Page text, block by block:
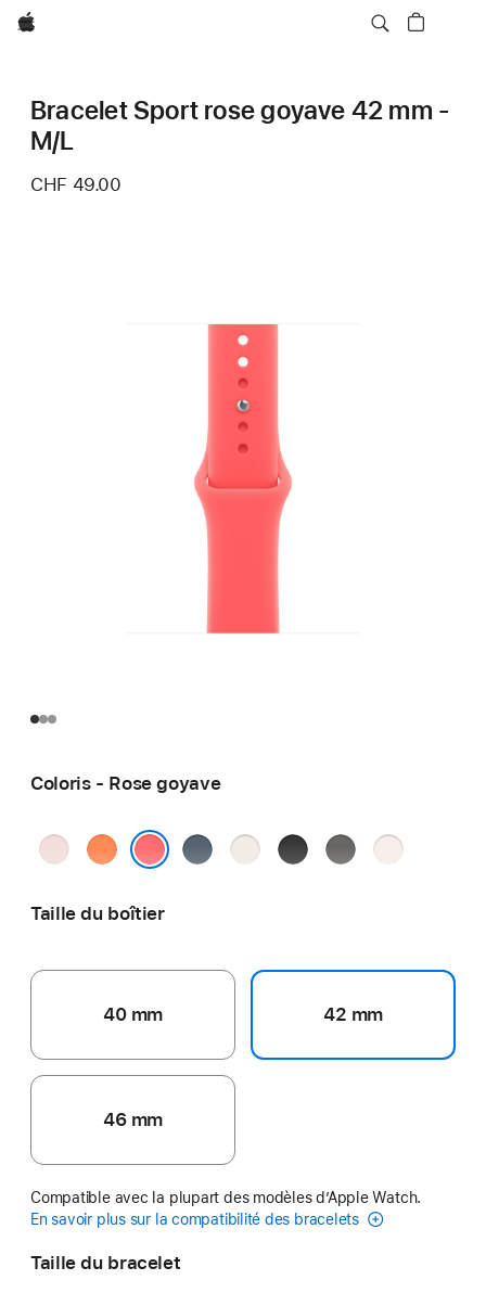
Apple
Bracelet Sport rose goyave 42 mm -
M/L
CHF 49.00
Coloris - Rose goyave
Rose
Clémentine Bleu
Lumière stellaire
Noir
Gris
Rose
Taille du boîtier
40 mm 42 mm
46 mm
Compatible avec la plupart des modèles d’Apple Watch.
En savoir plus sur la compatibilité des bracelets
Taille du bracelet